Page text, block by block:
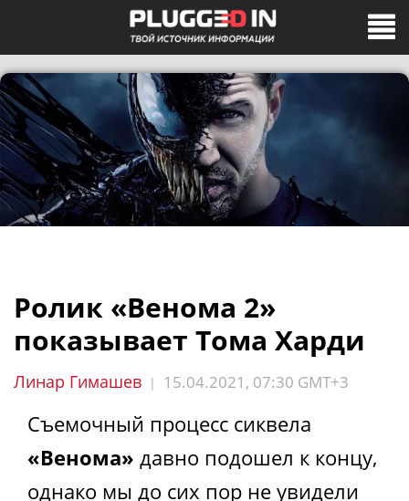
Ролик «Венома 2»
показывает Тома Харди
Линар Гимашев | 15.04.2021, 07:30 GMT+3
Съемочный процесс сиквела
«Венома» давно подошел к концу,
однако мы до сих пор не увидели